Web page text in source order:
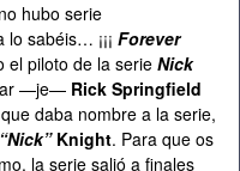
hubo serie
sabéis… ¡¡¡ Forever
el piloto de la serie Nick
—je— Rick Springfield
daba nombre a la serie,
“Nick”Knight. Para que os
la serie salió a finales